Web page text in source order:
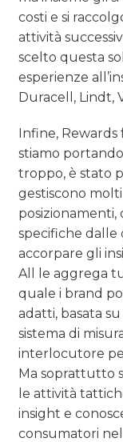
costi e si
attività
scelto questa
esperienze
Duracell, Lindt,
Infine,
stiamo
troppo, è stato
gestiscono
specifiche dalle
accorpare gli
All le aggrega
quale i brand
adatti, basata
sistema di
interlocutore
Ma soprattutto
le attività
insight e
consumatori